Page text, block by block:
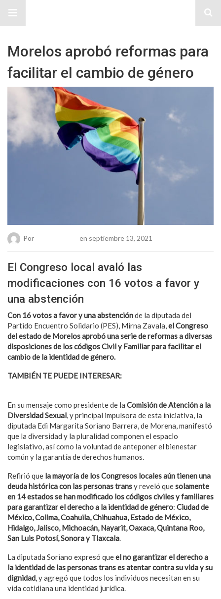
Morelos aprobó reformas para
facilitar el cambio de género
Por en septiembre 13, 2021
El Congreso local avaló las
modificaciones con 16 votos a favor y
una abstención
Con 16 votos a favor y una abstenciónde la diputada del
Partido Encuentro Solidario (PES), Mirna Zavala,el Congreso
del estado de Morelos aprobó una serie de reformas a diversas
disposiciones de los códigos Civil y Familiar para facilitar el
cambio de la identidad de género.
TAMBIÉN TE PUEDE INTERESAR:
En su mensaje como presidente de la Comisión de Atención a la
Diversidad Sexual, y principal impulsora de esta iniciativa, la
diputada Edi Margarita Soriano Barrera, de Morena, manifestó
que la diversidad y la pluralidad componen el espacio
legislativo, así como la voluntad de anteponer el bienestar
común y la garantía de derechos humanos.
Refirió que la mayoría de los Congresos locales aún tienen una
deuda histórica con las personas transy reveló quesolamente
en 14 estados se han modificado los códigos civiles y familiares
para garantizar el derecho a la identidad de género: Ciudad de
México, Colima, Coahuila, Chihuahua, Estado de México,
Hidalgo, Jalisco, Michoacán, Nayarit, Oaxaca, Quintana Roo,
San Luis Potosí, Sonora y Tlaxcala.
La diputada Soriano expresó queel no garantizar el derecho a
la identidad de las personas trans es atentar contra su vida y su
dignidad, y agregó que todos los individuos necesitan en su
vida cotidiana una identidad jurídica.